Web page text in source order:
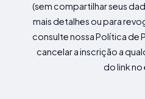
(sem compartilhar seus
mais detalhes ou para
consulte nossa Política de
cancelar a inscrição a
do link no